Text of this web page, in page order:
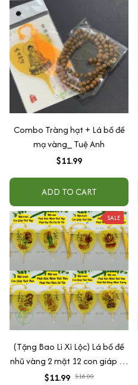
Combo Tràng hạt + Lá bồ đề
mạ vàng_ Tuệ Anh
$11.99
ADD TO CART
SALE
(Tặng Bao Lì Xì Lộc) Lá bồ đề
nhũ vàng 2 mặt 12 con giáp và
phật bản mệnh, để ốp lưng
$11.99 $18.00